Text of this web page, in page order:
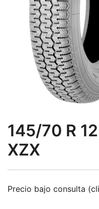
145/70 R
XZX
Precio bajo consulta